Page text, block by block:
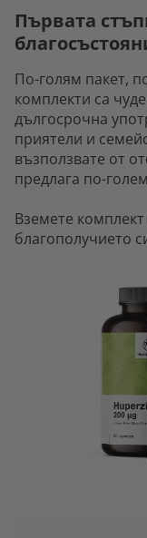
Първата
По-голям пакет,
комплекти са
дългосрочна
приятели и
възползвате от
предлага по-
Вземете
благополучието